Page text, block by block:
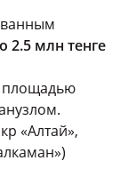
2.5 млн тенге
площадью
«Алтай»,